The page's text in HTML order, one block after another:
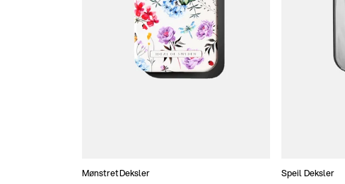
Mønstret Deksler Speil Deksler